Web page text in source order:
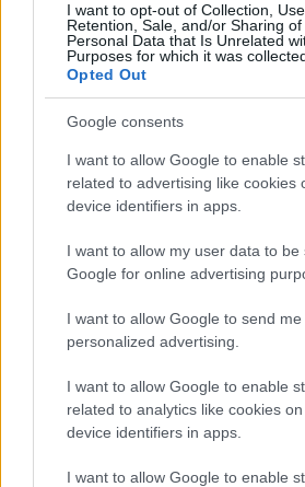
I want to opt-out of Collection, Use,
Retention, Sale, and/or Sharing of
Personal Data that Is Unrelated
Purposes for which it was
Opted Out
Google consents
I want to allow Google to enable
related to advertising like cookies
device identifiers in apps.
I want to allow my user data to be
Google for online advertising
I want to allow Google to send me
personalized advertising.
I want to allow Google to enable
related to analytics like cookies
device identifiers in apps.
I want to allow Google to enable
Le previsioni meteo per il
Gallura
Michelle Hunziker in
vivo: un amico vip svela
Calangianus, dopo le
accoglienza minori chiude
Olbia, divieto di sosta
esplode la protesta
Pausa caffè impeccabile:
soluzione ideale per la casa